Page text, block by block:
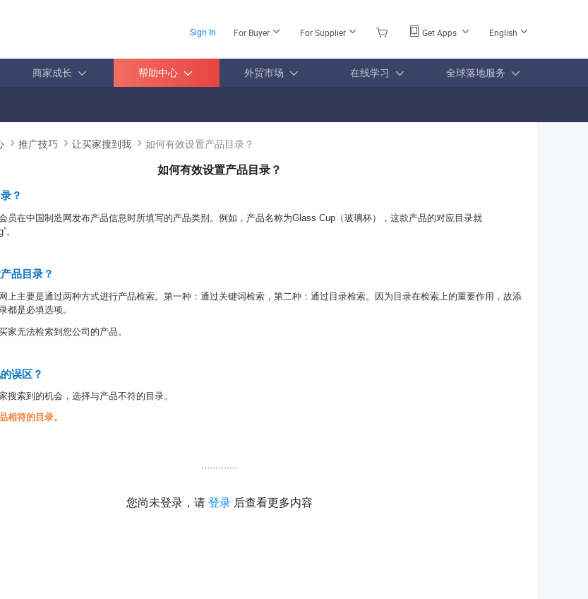
Sign In For Buyer For Supplier Get Apps English
商家成长 帮助中心 外贸市场 在线学习 全球落地服务
推广技巧 让买家搜到我
如何有效设置产品目录？
如何有效设置产品目录？
？
员在中国制造网发布产品信息时所填写的产品类别。例如，产品名称为Glass Cup （玻璃杯），这款产品的对应目录就
。
品目录？
上主要是通过两种方式进行产品检索。第一种：通过关键词检索，第二种：通过目录检索。因为目录在检索上的重要作用，故添
都是必填选项。
家无法检索到您公司的产品。
误区？
搜索到的机会，选择与产品不符的目录。
相符的目录。
.............
您尚未登录，请登录 后查看更多内容